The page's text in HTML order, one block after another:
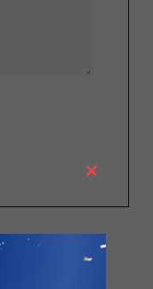
module